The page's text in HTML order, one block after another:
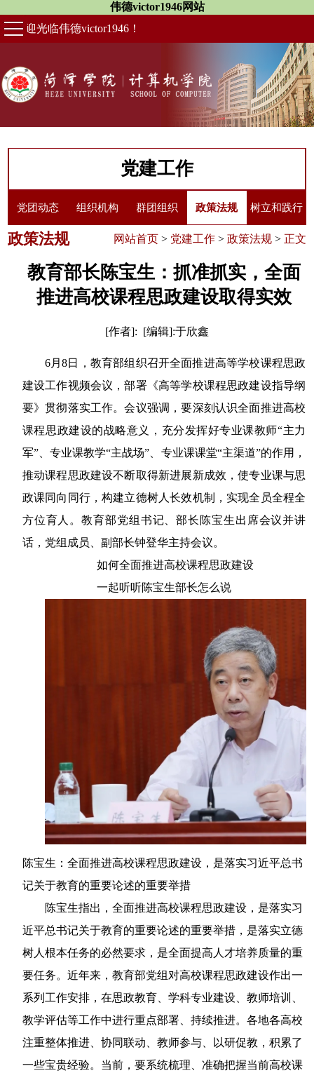
伟德victor1946网站
欢迎光临伟德victor1946！
党建工作
党团动态 组织机构 群团组织 政策法规 树立和践行
正确政绩观
政策法规 网站首页 > 党建工作 > 政策法规 >正文
教育部长陈宝生：抓准抓实，全面
推进高校课程思政建设取得实效
[作者]: [编辑]:于欣鑫
6月8日，教育部组织召开全面推进高等学校课程思政
建设工作视频会议，部署《高等学校课程思政建设指导纲
要》贯彻落实工作。会议强调，要深刻认识全面推进高校
课程思政建设的战略意义，充分发挥好专业课教师“主力
军”、专业课教学“主战场”、专业课课堂“主渠道”的作用，
推动课程思政建设不断取得新进展新成效，使专业课与思
政课同向同行，构建立德树人长效机制，实现全员全程全
方位育人。教育部党组书记、部长陈宝生出席会议并讲
话，党组成员、副部长钟登华主持会议。
如何全面推进高校课程思政建设
一起听听陈宝生部长怎么说
陈宝生：全面推进高校课程思政建设，是落实习近平总书
记关于教育的重要论述的重要举措
陈宝生指出，全面推进高校课程思政建设，是落实习
近平总书记关于教育的重要论述的重要举措，是落实立德
树人根本任务的必然要求，是全面提高人才培养质量的重
要任务。近年来，教育部党组对高校课程思政建设作出一
系列工作安排，在思政教育、学科专业建设、教师培训、
教学评估等工作中进行重点部署、持续推进。各地各高校
注重整体推进、协同联动、教师参与、以研促教，积累了
一些宝贵经验。当前，要系统梳理、准确把握当前高校课